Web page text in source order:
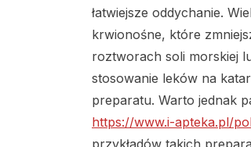
łatwiejsze oddychanie.
krwionośne, które
roztworach soli morskiej
stosowanie leków na
preparatu. Warto jednak
https://www.i-apteka.pl/